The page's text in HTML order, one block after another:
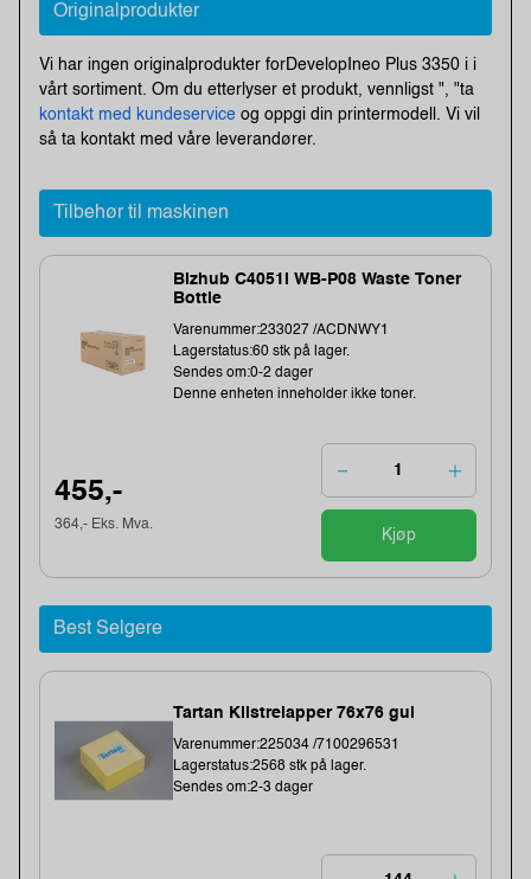
Originalprodukter
Vi har ingen originalprodukter forDevelopIneo Plus 3350 i i
vårt sortiment. Om du etterlyser et produkt, vennligst ", "ta
kontakt med kundeservice og oppgi din printermodell. Vi vil
så ta kontakt med våre leverandører.
Tilbehør til maskinen
Bizhub C4051i WB-P08 Waste Toner
Bottle
Varenummer:233027 /ACDNWY1
Lagerstatus:60 stk på lager.
Sendes om:0-2 dager
Denne enheten inneholder ikke toner.
455,-
364,- Eks. Mva.
Kjøp
Best Selgere
Tartan Klistrelapper 76x76 gul
Varenummer:225034 /7100296531
Lagerstatus:2568 stk på lager.
Sendes om:2-3 dager